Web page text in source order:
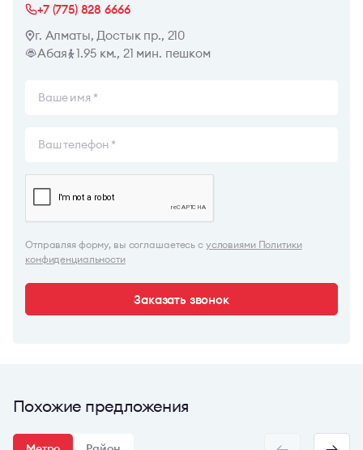
+7 (775) 828 6666
г. Алматы, Достык пр., 210
Абая
1.95 км., 21 мин. пешком
Отправляя форму, вы соглашаетесь с условиями Политики
конфиденциальности
Заказать звонок
Похожие предложения